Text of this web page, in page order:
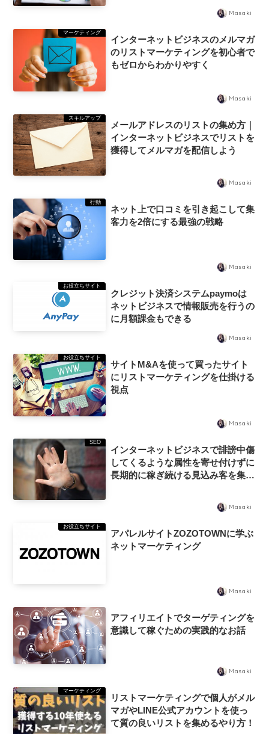
Masaki
マーケティング
インターネットビジネスのメルマガ
のリストマーケティングを初心者で
もゼロからわかりやすく
Masaki
スキルアップ
メールアドレスのリストの集め方｜
インターネットビジネスでリストを
獲得してメルマガを配信しよう
Masaki
行動
ネット上で口コミを引き起こして集
客力を2倍にする最強の戦略
Masaki
お役立ちサイト
クレジット決済システムpaymoは
ネットビジネスで情報販売を行うの
に月額課金もできる
Masaki
お役立ちサイト
サイトM&Aを使って買ったサイト
にリストマーケティングを仕掛ける
視点
Masaki
SEO
インターネットビジネスで誹謗中傷
してくるような属性を寄せ付けずに
長期的に稼ぎ続ける見込み客を集め
Masaki
お役立ちサイト
アパレルサイトZOZOTOWNに学ぶ
ネットマーケティング
Masaki
アフィリエイトでターゲティングを
意識して稼ぐための実践的なお話
Masaki
マーケティング
リストマーケティングで個人がメル
マガやLINE公式アカウントを使っ
て質の良いリストを集めるやり方！